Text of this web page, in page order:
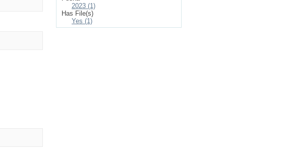
2023 (1)
Has File(s)
Yes (1)